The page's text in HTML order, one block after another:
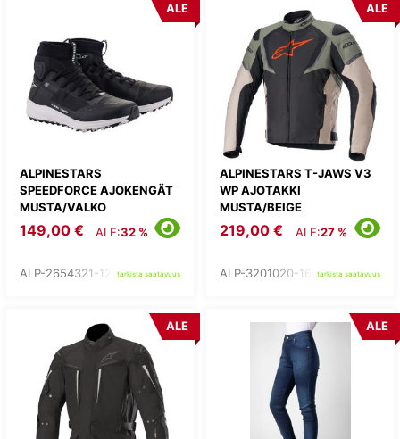
ALPINESTARS
SPEEDFORCE AJOKENGÄT
MUSTA/VALKO
ALE
149,00 € ALE:32 %
ALP-2654321-12- tarkista saatavuus
ALPINESTARS T-JAWS V3
WP AJOTAKKI
MUSTA/BEIGE
ALE
219,00 € ALE:27 %
ALP-3201020-1607-tarkista saatavuus
ALE ALE